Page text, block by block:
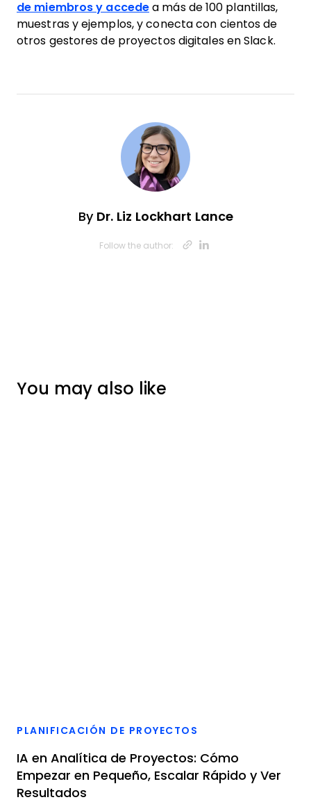
de miembros y accede a más de 100 plantillas,
muestras y ejemplos, y conecta con cientos de
otros gestores de proyectos digitales en Slack.
By Dr. Liz Lockhart Lance
Follow the author: Opens new
You may also like
PLANIFICACIÓN DE PROYECTOS
IA en Analítica de Proyectos: Cómo
Empezar en Pequeño, Escalar Rápido y Ver
Resultados